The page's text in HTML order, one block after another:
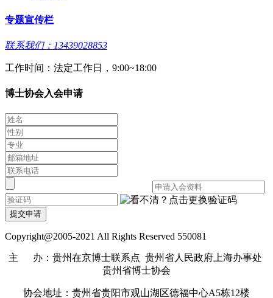
专题宣传栏
联系我们：13439028853
工作时间：法定工作日，9:00~18:00
博士协会入会申请
提交申请
Copyright@2005-2021 All Rights Reserved 550081
主 办：贵州在京博士联系点 贵州省人民政府上海办事处
贵州省博士协会
协会地址：贵州省贵阳市观山湖区德福中心A5栋12楼